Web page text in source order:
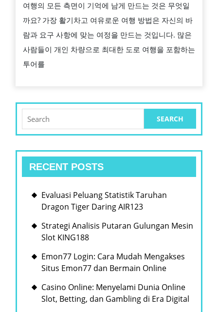
여
행
을
위
차
렌
서
비
선
택
여행의 모든 ​​측면이 기억에 남게 만드는 것은 무엇일
까요? 가장 활기차고 여유로운 여행 방법은 자신의 바
람과 요구 사항에 맞는 여정을 만드는 것입니다. 많은
사람들이 개인 차량으로 최대한 도로 여행을 포함하는
투어를
for:
RECENT POSTS
Evaluasi Peluang Statistik Taruhan
Dragon Tiger Daring AIR123
Strategi Analisis Putaran Gulungan Mesin
Slot KING188
Emon77 Login: Cara Mudah Mengakses
Situs Emon77 dan Bermain Online
Casino Online: Menyelami Dunia Online
Slot, Betting, dan Gambling di Era Digital